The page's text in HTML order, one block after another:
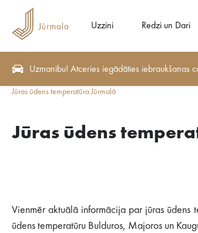
Uzzini Redzi un Dari
Uzmanību! Atceries iegādāties iebraukšanas
Jūras ūdens temperatūra Jūrmalā
Jūras ūdens
Vienmēr aktuālā informācija par jūras ūdens
ūdens temperatūru Bulduros, Majoros un